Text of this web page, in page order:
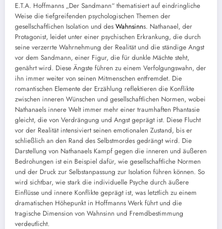
E.T.A. Hoffmanns „Der Sandmann“ thematisiert auf eindringliche
Weise die tiefgreifenden psychologischen Themen der
gesellschaftlichen Isolation und des Wahnsinns. Nathanael, der
Protagonist, leidet unter einer psychischen Erkrankung, die durch
seine verzerrte Wahrnehmung der Realität und die ständige Angst
vor dem Sandmann, einer Figur, die für dunkle Mächte steht,
genährt wird. Diese Ängste führen zu einem Verfolgungswahn, der
ihn immer weiter von seinen Mitmenschen entfremdet. Die
romantischen Elemente der Erzählung reflektieren die Konflikte
zwischen inneren Wünschen und gesellschaftlichen Normen, wobei
Nathanaels innere Welt immer mehr einer traumhaften Phantasie
gleicht, die von Verdrängung und Angst geprägt ist. Diese Flucht
vor der Realität intensiviert seinen emotionalen Zustand, bis er
schließlich an den Rand des Selbstmordes gedrängt wird. Die
Darstellung von Nathanaels Kampf gegen die inneren und äußeren
Bedrohungen ist ein Beispiel dafür, wie gesellschaftliche Normen
und der Druck zur Selbstanpassung zur Isolation führen können. So
wird sichtbar, wie stark die individuelle Psyche durch äußere
Einflüsse und innere Konflikte geprägt ist, was letztlich zu einem
dramatischen Höhepunkt in Hoffmanns Werk führt und die
tragische Dimension von Wahnsinn und Fremdbestimmung
verdeutlicht.